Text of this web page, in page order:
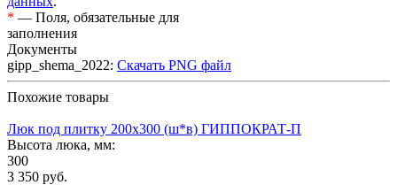
* — Поля, обязательные для
заполнения
Документы
gipp_shema_2022: Скачать PNG файл
Похожие товары
Люк под плитку 200х300 (ш*в) ГИППОКРАТ-П
Высота люка, мм:
300
3 350 руб.